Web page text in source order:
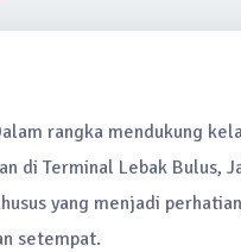
rangka mendukung
di Terminal Lebak Bulus,
yang menjadi
setempat.